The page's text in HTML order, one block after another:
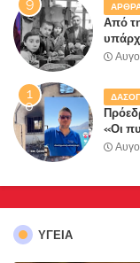
Από
«Οι
ΥΓΕΙΑ